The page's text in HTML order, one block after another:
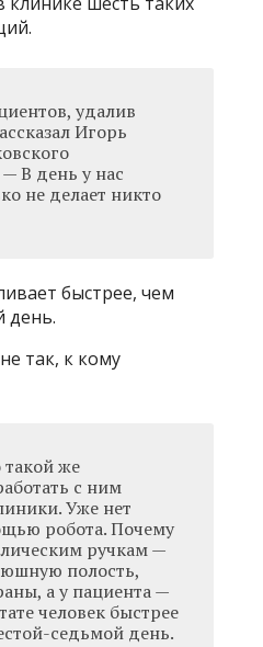
удалив
Игорь
В день у нас
не делает никто
быстрее, чем
день.
так, к кому
такой же
с ним
Уже нет
робота. Почему
ручкам —
полость,
а у пациента —
человек быстрее
седьмой день.